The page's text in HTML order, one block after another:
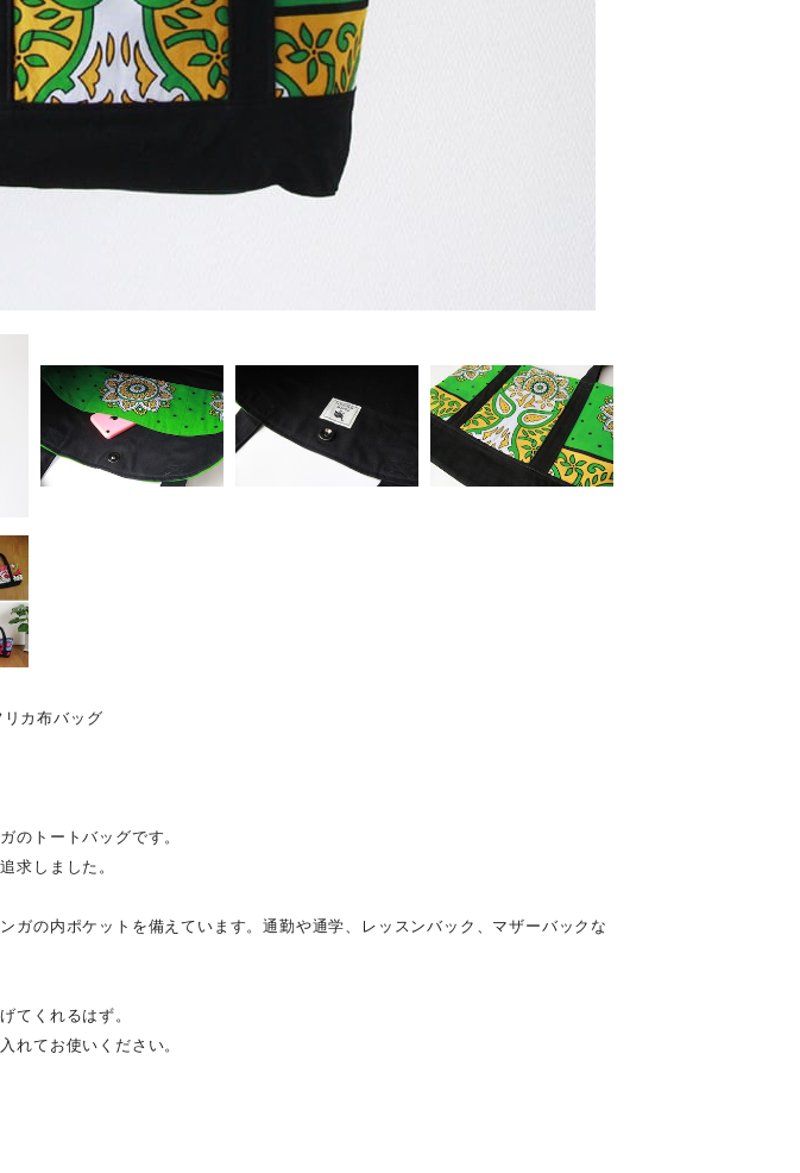
カ布バッグ
のトートバッグです。
求しました。
ガの内ポケットを備えています。通勤や通学、レッスンバック、マザーバックな
てくれるはず。
れてお使いください。